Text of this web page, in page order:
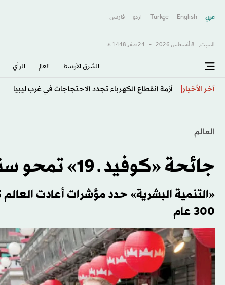
عربي English
Türkçe اردو فارسى
السبت, 8 أغسطس 2026 - 24 صفَر 1448 هـ
الشرق الأوسط​ العالم الرأي
آخر الأخبار استهداف أمني بالتزامن مع إعادة فتح مطار دير الزور الدولي
العالم
جائحة «كوفيد ـ 19» تمحو سنوات التقدم
300 عام